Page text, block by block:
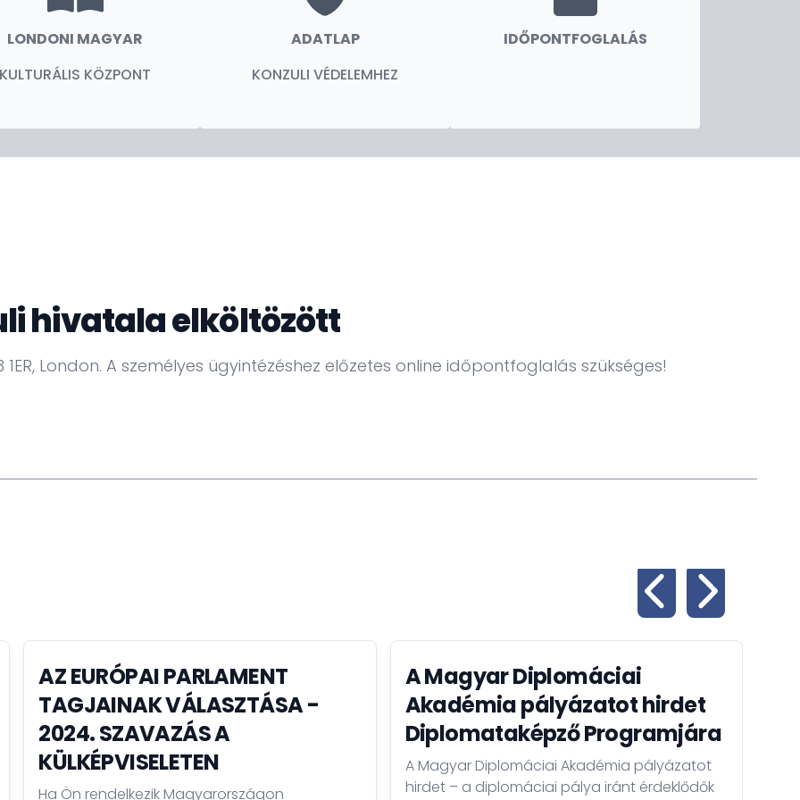
a globális kereskedelem és kultúra
magas elvárásokat támasztó
amelyet hatalmas megtiszteltetés
LONDONI MAGYAR
KULTURÁLIS KÖZPONT
ADATLAP
KONZULI VÉDELEMHEZ
IDŐPONTFOGLALÁS
hivatala elköltözött
1ER, London. A személyes ügyintézéshez előzetes online időpontfoglalás szükséges!
AZ EURÓPAI PARLAMENT
TAGJAINAK VÁLASZTÁSA -
2024. SZAVAZÁS A
KÜLKÉPVISELETEN
Ha Ön rendelkezik Magyarországon
A Magyar Diplomáciai
Akadémia pályázatot hirdet
Diplomataképző Programjára
A Magyar Diplomáciai Akadémia pályázatot
hirdet – a diplomáciai pálya iránt érdeklődők